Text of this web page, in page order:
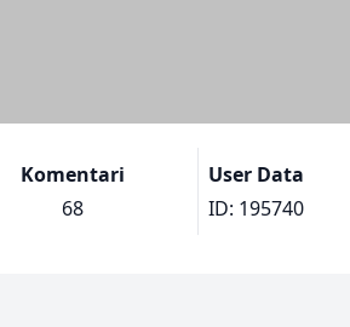
Komentari
68
User Data
ID: 195740